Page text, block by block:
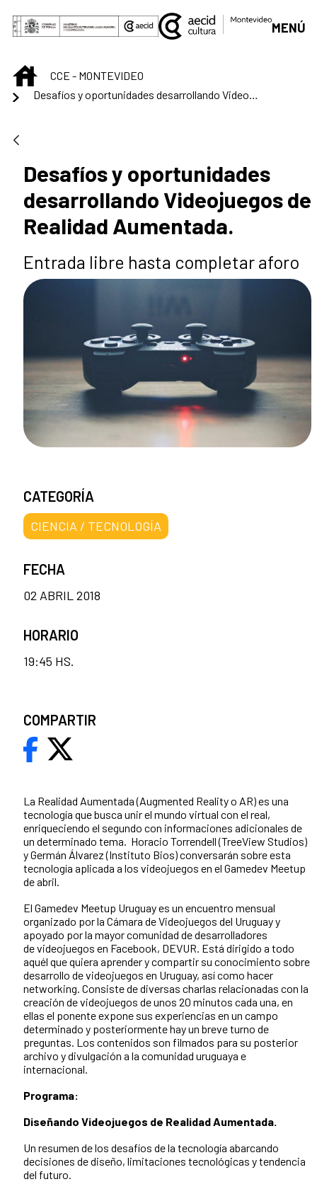
Saltar al contenido principal
MENÚ
INICIOCCE - MONTEVIDEO
Desafíos y oportunidades desarrollando Videojuegos de Realidad Aumentada.
Desafíos y oportunidades
desarrollando Videojuegos de
Realidad Aumentada.
Entrada libre hasta completar aforo
La Realidad Aumentada (Augmented Reality o AR) es una
tecnología que busca unir el mundo virtual con el real,
enriqueciendo el segundo con informaciones adicionales de
un determinado tema. Horacio Torrendell (TreeView Studios)
y Germán Álvarez (Instituto Bios) conversarán sobre esta
tecnología aplicada a los videojuegos en el Gamedev Meetup
de abril.
El Gamedev Meetup Uruguay es un encuentro mensual
organizado por la Cámara de Videojuegos del Uruguay y
apoyado por la mayor comunidad de desarrolladores
de videojuegos en Facebook, DEVUR. Está dirigido a todo
aquél que quiera aprender y compartir su conocimiento sobre
desarrollo de videojuegos en Uruguay, así como hacer
networking. Consiste de diversas charlas relacionadas con la
creación de videojuegos de unos 20 minutos cada una, en
ellas el ponente expone sus experiencias en un campo
determinado y posteriormente hay un breve turno de
preguntas. Los contenidos son filmados para su posterior
archivo y divulgación a la comunidad uruguaya e
internacional.
Programa:
Diseñando Videojuegos de Realidad Aumentada.
Un resumen de los desafíos de la tecnología abarcando
decisiones de diseño, limitaciones tecnológicas y tendencia
del futuro.
CATEGORÍA
CIENCIA / TECNOLOGÍA
FECHA
02 ABRIL 2018
HORARIO
19:45 HS.
COMPARTIR